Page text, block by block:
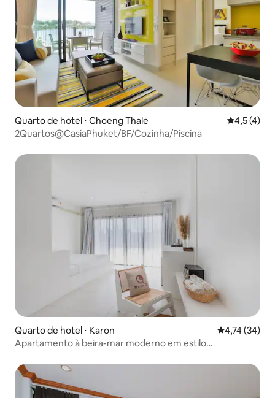
Quarto de hotel ⋅ Choeng Thale 4,5 de
4,5 (4)
2Quartos@CasiaPhuket/BF/Cozinha/Piscina
Quarto de hotel ⋅ Karon 4,74 de uma
4,74 (34)
Apartamento à beira-mar moderno em estilo